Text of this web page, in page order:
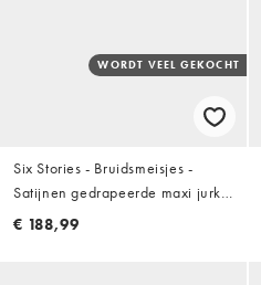
WORDT VEEL GEKOCHT
Six Stories - Bruidsmeisjes -
Satijnen gedrapeerde maxi jurk
met blote schouder in geel
€ 188,99